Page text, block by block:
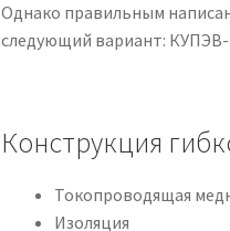
Однако правильным
следующий вариант: КУПЭВ-
Конструкция
Токопроводящая
Изоляция